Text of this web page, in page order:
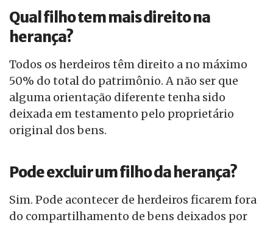
Qual filho tem mais direito na
herança?
Todos os herdeiros têm direito a no máximo
50% do total do patrimônio. A não ser que
alguma orientação diferente tenha sido
deixada em testamento pelo proprietário
original dos bens.
Pode excluir um filho da herança?
Sim. Pode acontecer de herdeiros ficarem fora
do compartilhamento de bens deixados por